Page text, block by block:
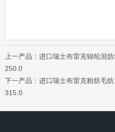
上一产品：进口瑞士布雷克锦纶混
250.0
下一产品：进口瑞士布雷克粗纺毛
315.0